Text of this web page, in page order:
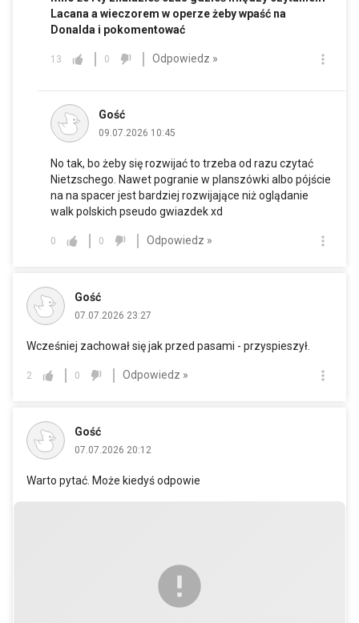
Lacana a wieczorem w operze żeby wpaść na
Donalda i pokomentować
13 0 Odpowiedz »
Gość
09.07.2026 10:45
No tak, bo żeby się rozwijać to trzeba od razu czytać
Nietzschego. Nawet pogranie w planszówki albo pójście
na na spacer jest bardziej rozwijające niż oglądanie
walk polskich pseudo gwiazdek xd
0 0 Odpowiedz »
Gość
07.07.2026 23:27
Wcześniej zachował się jak przed pasami - przyspieszył.
2 0 Odpowiedz »
Gość
07.07.2026 20:12
Warto pytać. Może kiedyś odpowie